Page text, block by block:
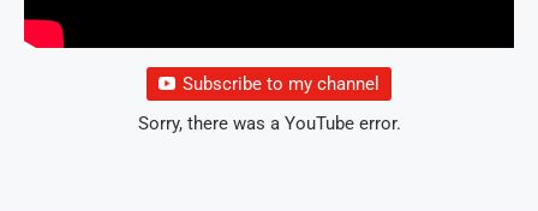
Subscribe to my channel
Sorry, there was a YouTube error.